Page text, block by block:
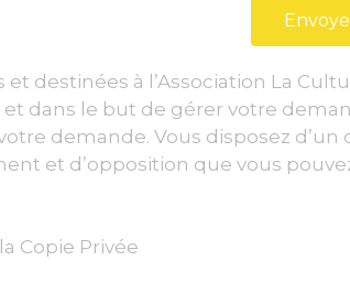
destinées à l’Association La
dans le but de gérer votre
demande. Vous disposez
et d’opposition que vous
Copie Privée